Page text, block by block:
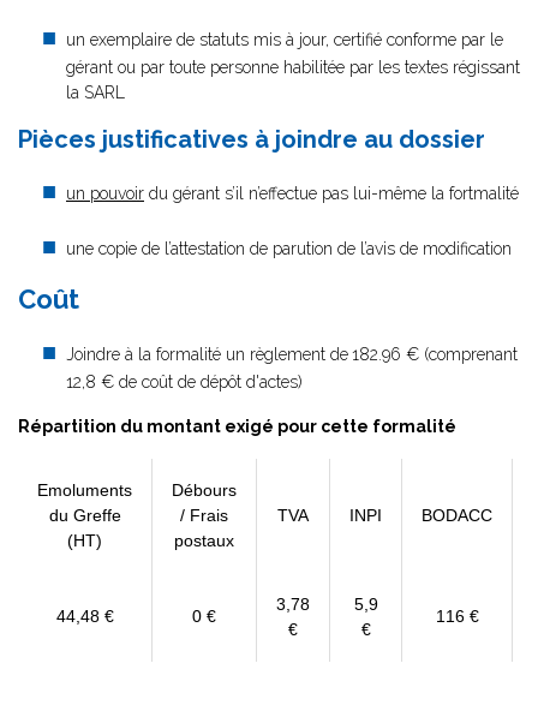
un exemplaire de statuts mis à jour, certifié conforme par le
gérant ou par toute personne habilitée par les textes régissant
la SARL
Pièces justificatives à joindre au dossier
un pouvoir du gérant s’il n’effectue pas lui-même la fortmalité
une copie de l’attestation de parution de l’avis de modification
Coût
Joindre à la formalité un règlement de182.96 € (comprenant
12,8 € de coût de dépôt d'actes)
Répartition du montant exigé pour cette formalité
Emoluments
du Greffe
(HT)
Débours
/ Frais
postaux
TVA INPI BODACC
44,48 € 0 €
3,78
€
5,9
€
116 €